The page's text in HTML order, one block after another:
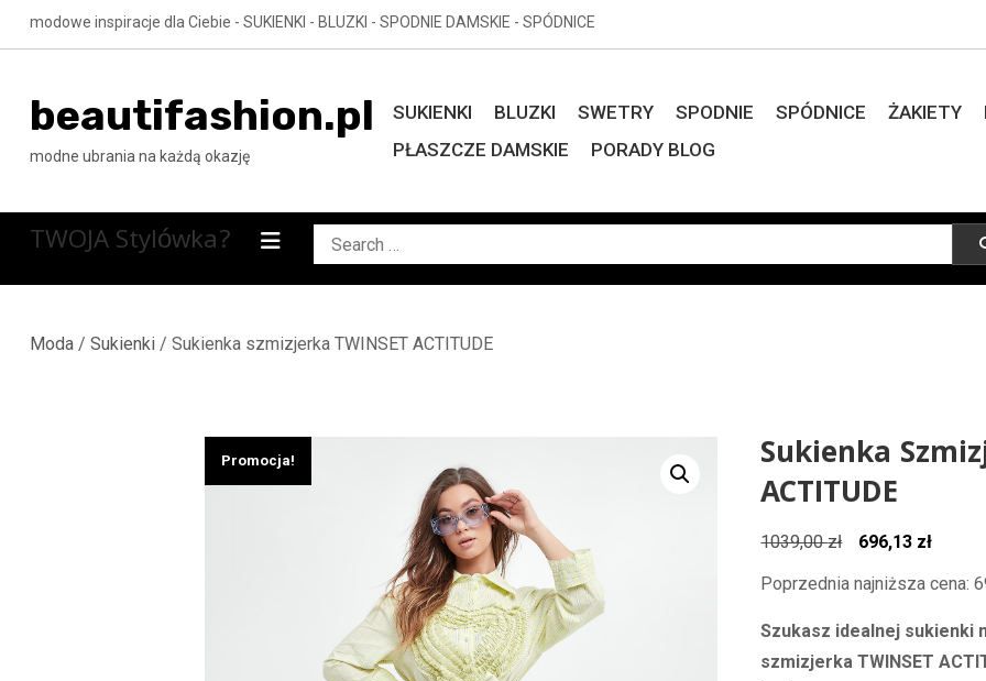
Skip
to
modowe inspiracje dla Ciebie - SUKIENKI - BLUZKI - SPODNIE DAMSKIE - SPÓDNICE
beautifashion.pl
modne ubrania na każdą okazję
SUKIENKI BLUZKI SWETRY SPODNIE SPÓDNICE ŻAKIETY
PŁASZCZE DAMSKIE
PORADY BLOG
TWOJA Stylówka?
Search
for:
Moda/ Sukienki/ Sukienka szmizjerka TWINSET ACTITUDE
Promocja!
Sukienka
ACTITUDE
1039,00zł
Pierwotna
cena
1039,00 zł.
696,13 zł
696,13
Poprzednia najniższa cena:
Szukasz idealnej sukienki
szmizjerka TWINSET